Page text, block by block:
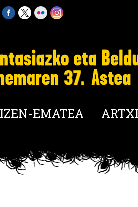
IZEN-EMATEA